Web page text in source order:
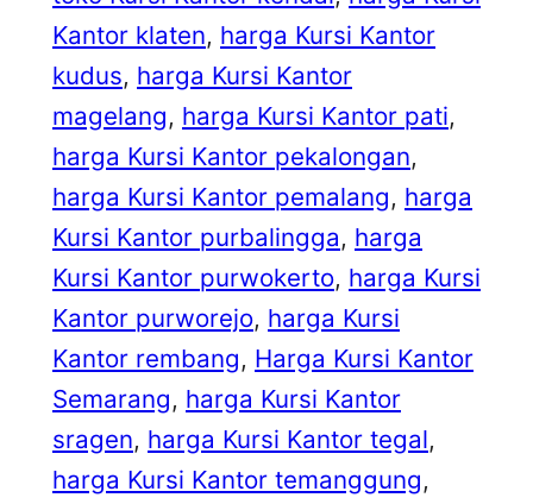
Kantor klaten, harga Kursi Kantor
kudus, harga Kursi Kantor
magelang, harga Kursi Kantor pati
harga Kursi Kantor pekalongan
harga Kursi Kantor pemalang, harga
Kursi Kantor purbalingga, harga
Kursi Kantor purwokerto, harga Kursi
Kantor purworejo, harga Kursi
Kantor rembang, Harga Kursi Kantor
Semarang, harga Kursi Kantor
sragen, harga Kursi Kantor tegal
harga Kursi Kantor temanggung